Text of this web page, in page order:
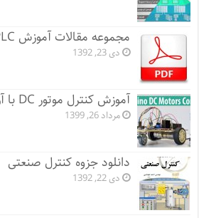
مجموعه مقالات آموزش PLC
دی 23, 1392
آموزش کنترل موتور DC با آردوینو
مرداد 26, 1399
دانلود جزوه کنترل صنعتی
دی 22, 1392